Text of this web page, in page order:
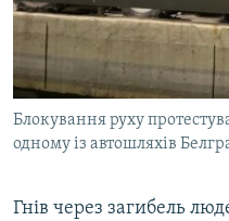
Блокування руху
одному із автошляхів
Гнів через загибель